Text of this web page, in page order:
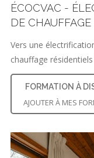
ÉCOCVAC -
DE CHAUFFAGE
Vers une
chauffage
FORMATION À
AJOUTER À MES